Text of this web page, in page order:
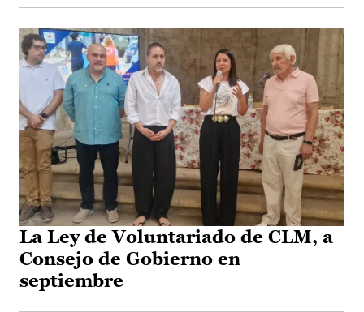
La Ley de Voluntariado de CLM, a
Consejo de Gobierno en
septiembre